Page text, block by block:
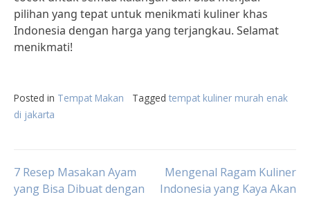
pilihan yang tepat untuk menikmati kuliner khas
Indonesia dengan harga yang terjangkau. Selamat
menikmati!
Posted in Tempat Makan Tagged tempat kuliner murah enak
di jakarta
Post
7 Resep Masakan Ayam
yang Bisa Dibuat dengan
Mengenal Ragam Kuliner
Indonesia yang Kaya Akan